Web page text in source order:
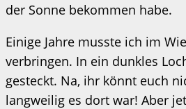
der Sonne bekommen habe.
Einige Jahre musste ich im
verbringen. In ein dunkles
gesteckt. Na, ihr könnt euch
langweilig es dort war! Aber